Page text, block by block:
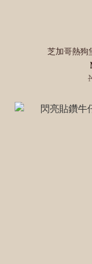
芝加哥熱狗